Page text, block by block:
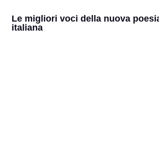
Le migliori voci della nuova
italiana